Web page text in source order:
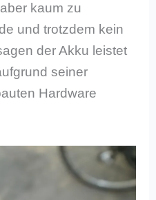
kaum zu
und trotzdem kein
der Akku leistet
seiner
Hardware